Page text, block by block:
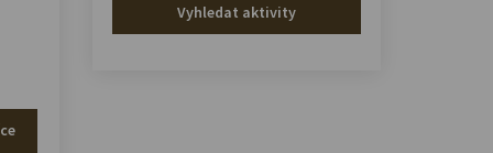
Vyhledat aktivity